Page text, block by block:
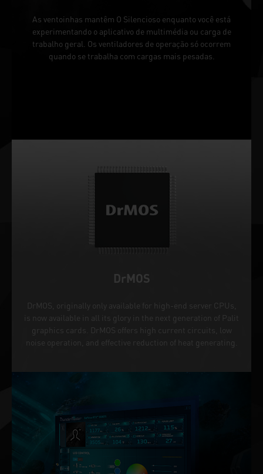
As ventoinhas mantêm O Silencioso enquanto você está
experimentando o aplicativo de multimédia ou carga de
trabalho geral. Os ventiladores de operação só ocorrem
quando se trabalha com cargas mais pesadas.
DrMOS
DrMOS, originally only available for high-end server CPUs,
is now available in all its glory in the next generation of Palit
graphics cards. DrMOS offers high current circuits, low
noise operation, and effective reduction of heat generating.